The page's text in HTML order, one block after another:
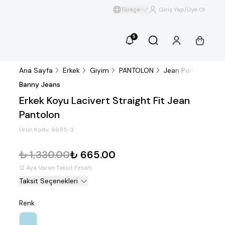
Türkçe Giriş Yap/Üye Ol
5
Ana Sayfa Erkek Giyim PANTOLON Jean Pantolon
Banny Jeans
Erkek Koyu Lacivert Straight Fit Jean
Pantolon
Ürün Kodu: 6695-3
₺ 1,330.00₺ 665.00
12 Aya Varan Taksit Fırsatı
Taksit Seçenekleri
Renk